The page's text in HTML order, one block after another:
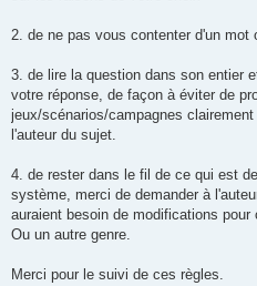
2. de ne pas vous contenter d'un mot
3. de lire la question dans son entier
votre réponse, de façon à éviter de
jeux/scénarios/campagnes
l'auteur du sujet.
4. de rester dans le fil de ce qui est
système, merci de demander à
auraient besoin de modifications
Ou un autre genre.
Merci pour le suivi de ces règles.